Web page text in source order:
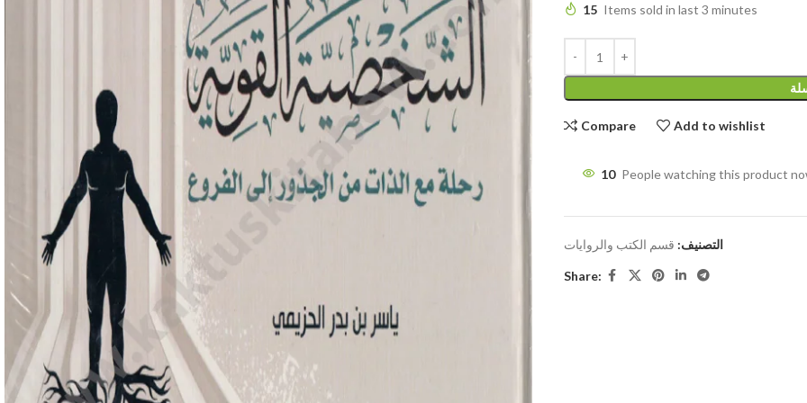
15 Items sold in last 3 minutes
Compare Add to wishlist
10 People watching this product
التصنيف: قسم الكتب والروايات
Share: